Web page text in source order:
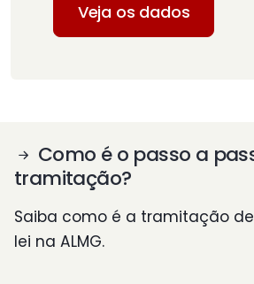
Veja os dados
Como é o passo a
tramitação?
Saiba como é a tramitação
lei na ALMG.